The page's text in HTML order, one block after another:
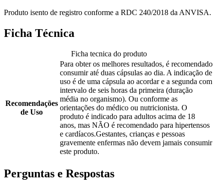
Produto isento de registro conforme a RDC 240/2018 da ANVISA.
Ficha Técnica
Ficha tecnica do produto
Recomendações
de Uso
Para obter os melhores resultados, é recomendado
consumir até duas cápsulas ao dia. A indicação de
uso é de uma cápsula ao acordar e a segunda com
intervalo de seis horas da primeira (duração
média no organismo). Ou conforme as
orientações do médico ou nutricionista. O
produto é indicado para adultos acima de 18
anos, mas NÃO é recomendado para hipertensos
e cardíacos.Gestantes, crianças e pessoas
gravemente enfermas não devem jamais consumir
este produto.
Perguntas e Respostas